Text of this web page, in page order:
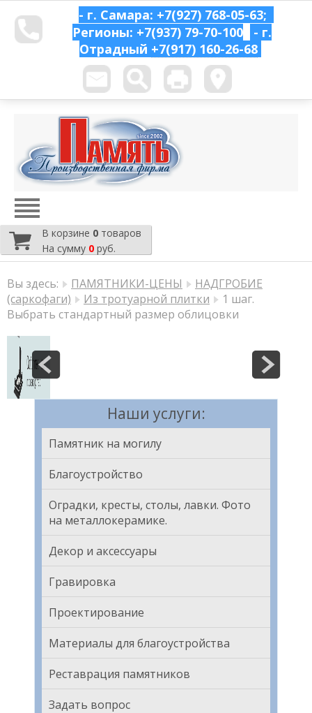
- г. Самара: +7(927) 768-05-63;
Регионы: +7(937) 79-70-100
- г.
Отрадный +7(917) 160-26-68
В корзине 0 товаров
На сумму 0 руб.
Вы здесь: ПАМЯТНИКИ-ЦЕНЫ
НАДГРОБИЕ
(саркофаги)
Из тротуарной плитки
1 шаг.
Выбрать стандартный размер облицовки
Наши услуги:
Памятник на могилу
Благоустройство
Оградки, кресты, столы, лавки. Фото
на металлокерамике.
Декор и аксессуары
Гравировка
Проектирование
Материалы для благоустройства
Реставрация памятников
Задать вопрос